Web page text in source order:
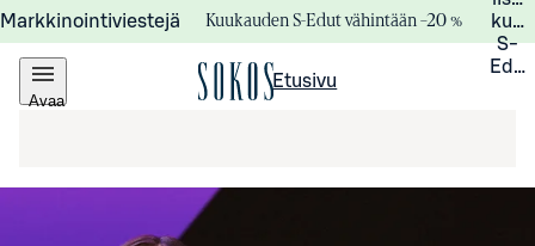
Markkinointiviestejä Kuukauden S-Edut vähintään –20 %
S-
Avaa
Etusivu